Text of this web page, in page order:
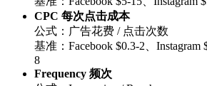
CPC 每次点击成本
公式：广告花费 / 点击次数
基准：Facebook $0.3-2、Instagram
8
Frequency 频次